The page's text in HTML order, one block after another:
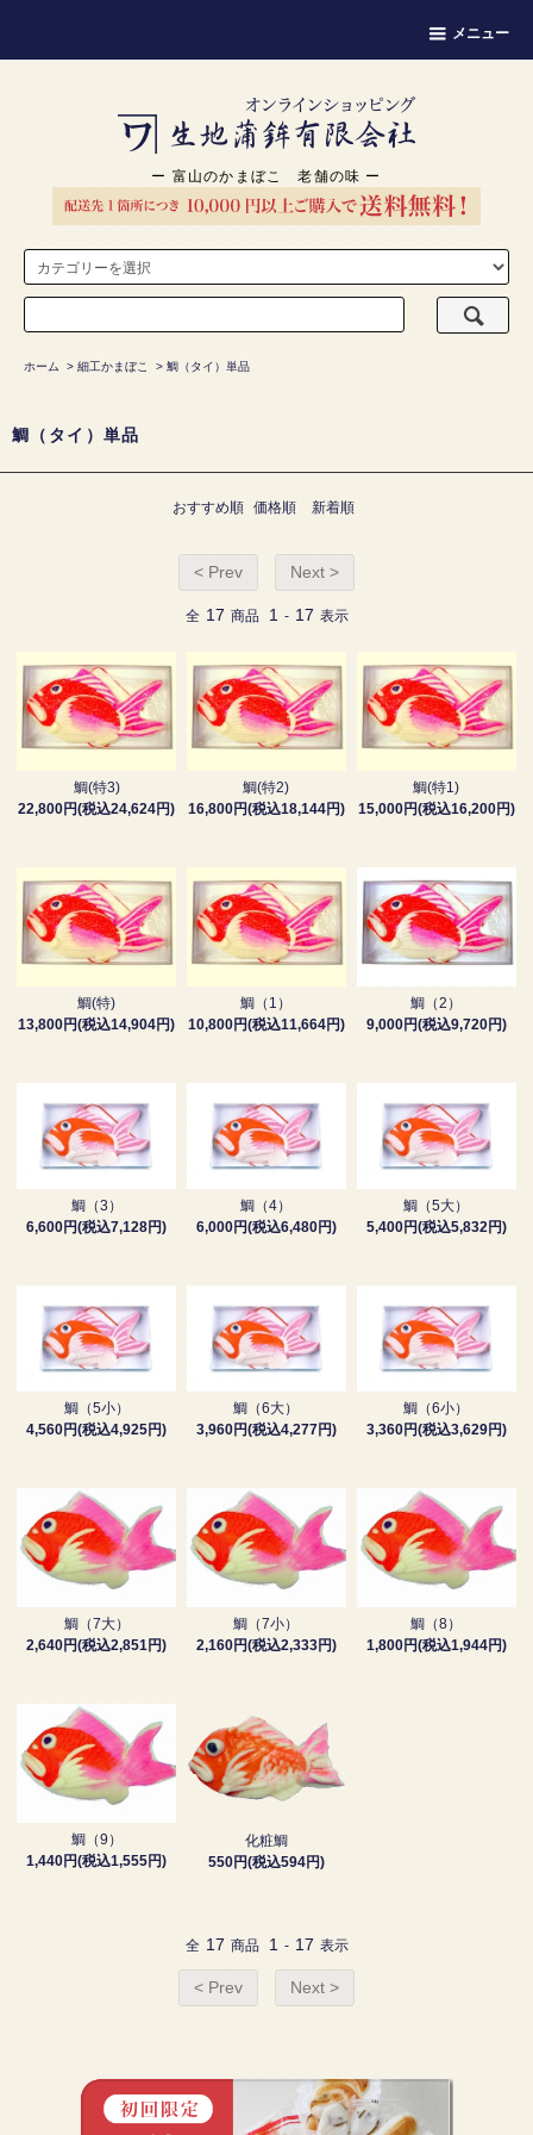
メニュー
ー 富山のかまぼこ 老舗の味 ー
ホーム > 細工かまぼこ > 鯛（タイ）単品
鯛（タイ）単品
おすすめ順 価格順 新着順
< Prev Next >
全 17 商品 1 - 17 表示
鯛(特3)
22,800円(税込24,624円)
鯛(特2)
16,800円(税込18,144円)
鯛(特1)
15,000円(税込16,200円)
鯛(特)
13,800円(税込14,904円)
鯛（1）
10,800円(税込11,664円)
鯛（2）
9,000円(税込9,720円)
鯛（3）
6,600円(税込7,128円)
鯛（4）
6,000円(税込6,480円)
鯛（5大）
5,400円(税込5,832円)
鯛（5小）
4,560円(税込4,925円)
鯛（6大）
3,960円(税込4,277円)
鯛（6小）
3,360円(税込3,629円)
鯛（7大）
2,640円(税込2,851円)
鯛（7小）
2,160円(税込2,333円)
鯛（8）
1,800円(税込1,944円)
鯛（9）
1,440円(税込1,555円)
化粧鯛
550円(税込594円)
全 17 商品 1 - 17 表示
< Prev Next >